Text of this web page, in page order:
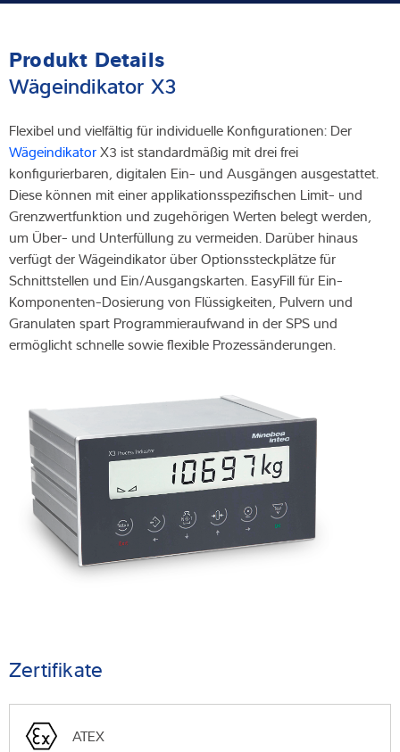
Produkt Details
Wägeindikator X3
Flexibel und vielfältig für individuelle Konfigurationen: Der
WägeindikatorX3 ist standardmäßig mit drei frei
konfigurierbaren, digitalen Ein- und Ausgängen ausgestattet.
Diese können mit einer applikationsspezifischen Limit- und
Grenzwertfunktion und zugehörigen Werten belegt werden,
um Über- und Unterfüllung zu vermeiden. Darüber hinaus
verfügt der Wägeindikator über Optionssteckplätze für
Schnittstellen und Ein/Ausgangskarten. EasyFill für Ein-
Komponenten-Dosierung von Flüssigkeiten, Pulvern und
Granulaten spart Programmieraufwand in der SPS und
ermöglicht schnelle sowie flexible Prozessänderungen.
Zertifikate
ATEX